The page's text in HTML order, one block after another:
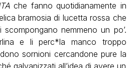
che fanno quotidianamente in
bramosia di lucetta rossa che
nemmeno un po’.
e li perc*la manco troppo
sornioni cercandone pure la